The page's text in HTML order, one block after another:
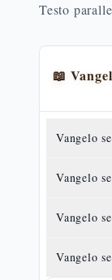
Testo
📖
Vangelo
Vangelo
Vangelo
Vangelo